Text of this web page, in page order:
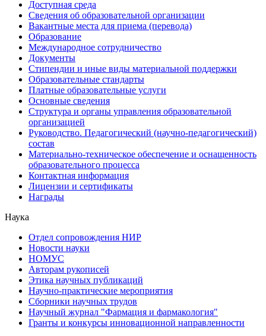
Доступная среда
Сведения об образовательной организации
Вакантные места для приема (перевода)
Образование
Международное сотрудничество
Документы
Стипендии и иные виды материальной поддержки
Образовательные стандарты
Платные образовательные услуги
Основные сведения
Структура и органы управления образовательной
организацией
Руководство. Педагогический (научно-педагогический)
состав
Материально-техническое обеспечение и оснащенность
образовательного процесса
Контактная информация
Лицензии и сертификаты
Награды
Наука
Отдел сопровождения НИР
Новости науки
НОМУС
Авторам рукописей
Этика научных публикаций
Научно-практические мероприятия
Сборники научных трудов
Научный журнал "Фармация и фармакология"
Гранты и конкурсы инновационной направленности